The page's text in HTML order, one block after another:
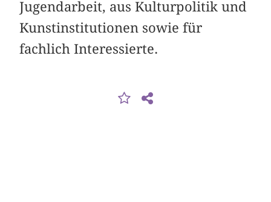
Jugendarbeit, aus Kulturpolitik und
Kunstinstitutionen sowie für
fachlich Interessierte.